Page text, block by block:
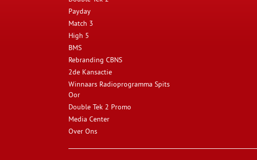
Payday
Match 3
High 5
BMS
Rebranding CBNS
2de Kansactie
Winnaars Radioprogramma Spits
Oor
Double Tek 2 Promo
Media Center
Over Ons